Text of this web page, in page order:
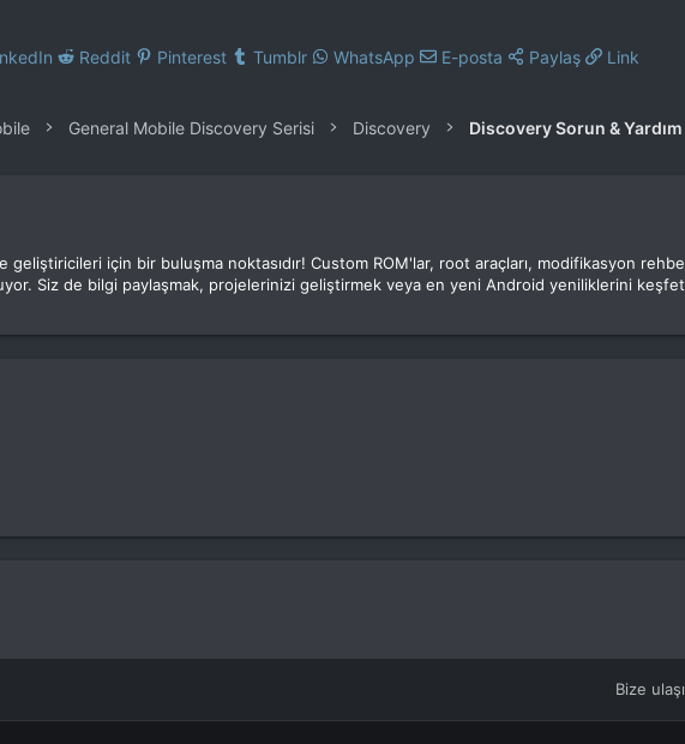
Reddit Pinterest Tumblr WhatsApp E-posta Paylaş Link
General Mobile Discovery Serisi Discovery Discovery Sorun &
geliştiricileri için bir buluşma noktasıdır! Custom ROM'lar, root araçları, modifikasyon
Siz de bilgi paylaşmak, projelerinizi geliştirmek veya en yeni Android yeniliklerini
Bize